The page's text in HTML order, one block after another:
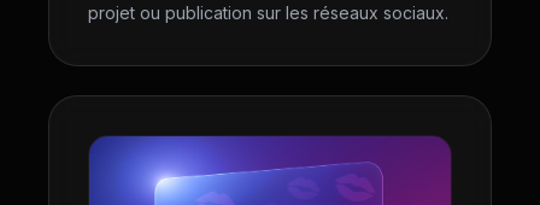
projet ou publication sur les réseaux sociaux.